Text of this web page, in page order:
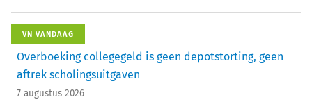
VN VANDAAG
Overboeking collegegeld is geen depotstorting, geen
aftrek scholingsuitgaven
7 augustus 2026